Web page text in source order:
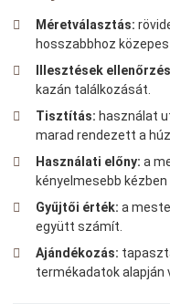
Méretválasztás:
hosszabbhoz
Illesztések
kazán találkozását.
Tisztítás: használat
marad rendezett a
Használati előny: a
kényelmesebb
Gyűjtői érték: a
együtt számít.
Ajándékozás:
termékadatok alapján